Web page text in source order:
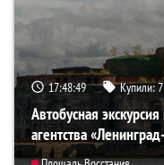
17:48:48 Купили:7
Автобусная
агентства